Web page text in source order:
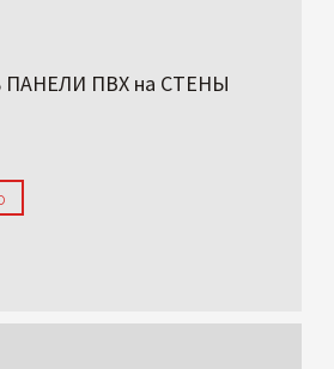
ПАНЕЛИ ПВХ на СТЕНЫ